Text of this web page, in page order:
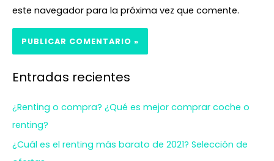
este navegador para la próxima vez que comente.
Entradas recientes
¿Renting o compra? ¿Qué es mejor comprar coche o
renting?
¿Cuál es el renting más barato de 2021? Selección de